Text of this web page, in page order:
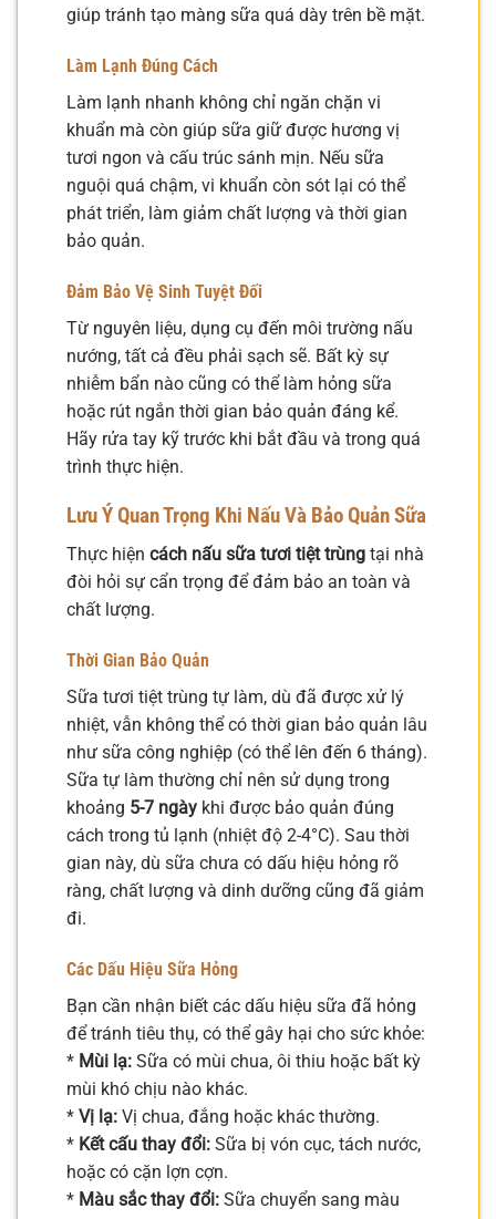
giúp tránh tạo màng sữa quá dày trên bề mặt.
Làm Lạnh Đúng Cách
Làm lạnh nhanh không chỉ ngăn chặn vi
khuẩn mà còn giúp sữa giữ được hương vị
tươi ngon và cấu trúc sánh mịn. Nếu sữa
nguội quá chậm, vi khuẩn còn sót lại có thể
phát triển, làm giảm chất lượng và thời gian
bảo quản.
Đảm Bảo Vệ Sinh Tuyệt Đối
Từ nguyên liệu, dụng cụ đến môi trường nấu
nướng, tất cả đều phải sạch sẽ. Bất kỳ sự
nhiễm bẩn nào cũng có thể làm hỏng sữa
hoặc rút ngắn thời gian bảo quản đáng kể.
Hãy rửa tay kỹ trước khi bắt đầu và trong quá
trình thực hiện.
Lưu Ý Quan Trọng Khi Nấu Và Bảo Quản Sữa
Thực hiện cách nấu sữa tươi tiệt trùng tại nhà
đòi hỏi sự cẩn trọng để đảm bảo an toàn và
chất lượng.
Thời Gian Bảo Quản
Sữa tươi tiệt trùng tự làm, dù đã được xử lý
nhiệt, vẫn không thể có thời gian bảo quản lâu
như sữa công nghiệp (có thể lên đến 6 tháng).
Sữa tự làm thường chỉ nên sử dụng trong
khoảng 5-7 ngày khi được bảo quản đúng
cách trong tủ lạnh (nhiệt độ 2-4°C). Sau thời
gian này, dù sữa chưa có dấu hiệu hỏng rõ
ràng, chất lượng và dinh dưỡng cũng đã giảm
đi.
Các Dấu Hiệu Sữa Hỏng
Bạn cần nhận biết các dấu hiệu sữa đã hỏng
để tránh tiêu thụ, có thể gây hại cho sức khỏe:
* Mùi lạ: Sữa có mùi chua, ôi thiu hoặc bất kỳ
mùi khó chịu nào khác.
* Vị lạ: Vị chua, đắng hoặc khác thường.
* Kết cấu thay đổi: Sữa bị vón cục, tách nước,
hoặc có cặn lợn cợn.
* Màu sắc thay đổi: Sữa chuyển sang màu